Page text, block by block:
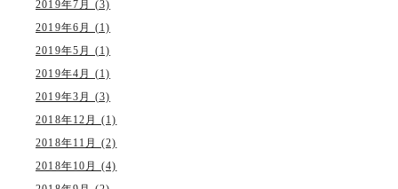
2019年7月 (3)
2019年6月 (1)
2019年5月 (1)
2019年4月 (1)
2019年3月 (3)
2018年12月 (1)
2018年11月 (2)
2018年10月 (4)